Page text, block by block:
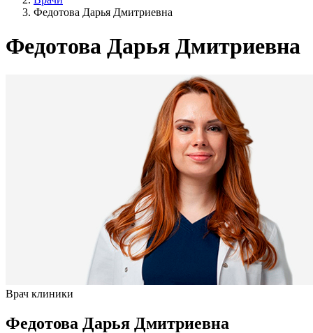
Федотова Дарья Дмитриевна
Федотова Дарья Дмитриевна
Врач клиники
Федотова Дарья Дмитриевна